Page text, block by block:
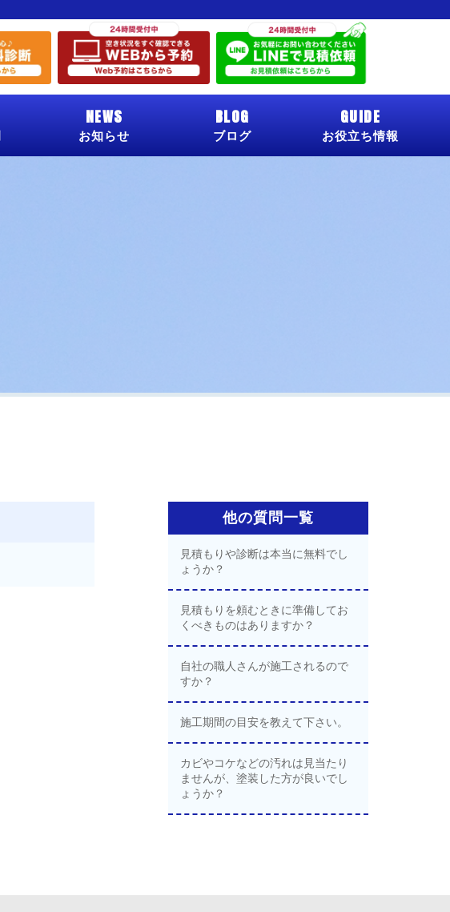
NEWS
お知らせ
BLOG
ブログ
GUIDE
お役立ち情報
他の質問一覧
見積もりや診断は本当に無料でし
ょうか？
見積もりを頼むときに準備してお
くべきものはありますか？
自社の職人さんが施工されるので
すか？
施工期間の目安を教えて下さい。
カビやコケなどの汚れは見当たり
ませんが、塗装した方が良いでし
ょうか？